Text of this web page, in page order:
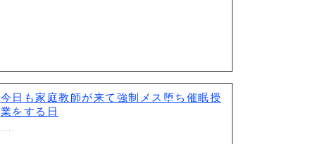
今日も家庭教師が来て強制メス堕ち催眠授
業をする日
…..